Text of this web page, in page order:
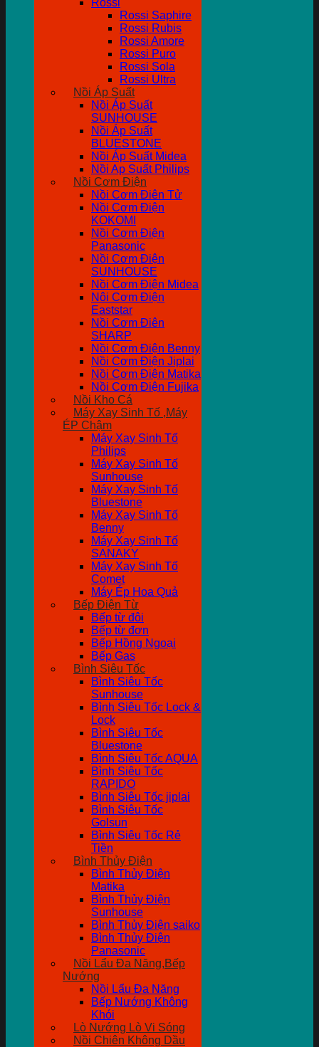
Rossi
Rossi Saphire
Rossi Rubis
Rossi Amore
Rossi Puro
Rossi Sola
Rossi Ultra
Nồi Áp Suất
Nồi Áp Suất
SUNHOUSE
Nồi Áp Suất
BLUESTONE
Nồi Áp Suất Midea
Nồi Ap Suất Philips
Nồi Cơm Điện
Nồi Cơm Điên Tử
Nồi Cơm Điện
KOKOMI
Nồi Cơm Điện
Panasonic
Nồi Cơm Điện
SUNHOUSE
Nồi Cơm Điện Midea
Nôi Cơm Điện
Eaststar
Nồi Cơm Điên
SHARP
Nồi Cơm Điện Benny
Nồi Cơm Điện Jiplai
Nồi Cơm Điện Matika
Nồi Cơm Điện Fujika
Nồi Kho Cá
Máy Xay Sinh Tố ,Máy
ÉP Chậm
Máy Xay Sinh Tố
Philips
Máy Xay Sinh Tố
Sunhouse
Máy Xay Sinh Tố
Bluestone
Máy Xay Sinh Tố
Benny
Máy Xay Sinh Tố
SANAKY
Máy Xay Sinh Tố
Comet
Máy Ép Hoa Quả
Bếp Điện Từ
Bếp từ đôi
Bếp từ đơn
Bếp Hồng Ngoại
Bếp Gas
Bình Siêu Tốc
Bình Siêu Tốc
Sunhouse
Bình Siêu Tốc Lock &
Lock
Bình Siêu Tốc
Bluestone
Bình Siêu Tốc AQUA
Bình Siêu Tốc
RAPIDO
Bình Siêu Tốc jiplai
Bình Siêu Tốc
Golsun
Bình Siêu Tốc Rẻ
Tiền
Bình Thủy Điện
Bình Thủy Điện
Matika
Bình Thủy Điện
Sunhouse
Bình Thủy Điện saiko
Bình Thủy Điện
Panasonic
Nồi Lẩu Đa Năng,Bếp
Nướng
Nồi Lẩu Đa Năng
Bếp Nướng Không
Khói
Lò Nướng Lò Vi Sóng
Nồi Chiên Không Dầu